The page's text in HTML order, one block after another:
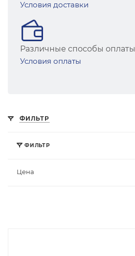
Условия доставки
Различные способы оплаты
Условия оплаты
ФИЛЬТР
ФИЛЬТР
Цена